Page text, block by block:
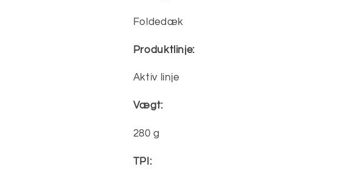
Foldedæk
Produktlinje:
Aktiv linje
Vægt:
280 g
TPI: